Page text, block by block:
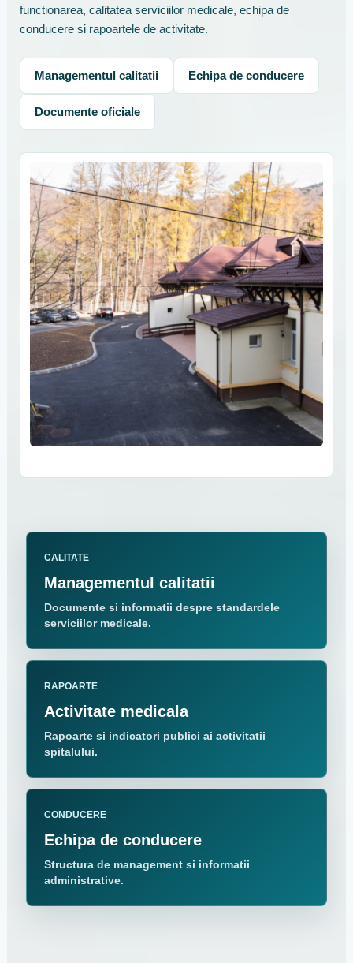
functionarea, calitatea serviciilor medicale, echipa de
conducere si rapoartele de activitate.
Managementul calitatii Echipa de conducere
Documente oficiale
CALITATE
Managementul calitatii
Documente si informatii despre standardele
serviciilor medicale.
RAPOARTE
Activitate medicala
Rapoarte si indicatori publici ai activitatii
spitalului.
CONDUCERE
Echipa de conducere
Structura de management si informatii
administrative.